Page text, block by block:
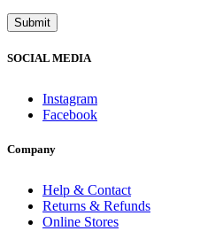
SOCIAL MEDIA
Instagram
Facebook
Company
Help & Contact
Returns & Refunds
Online Stores